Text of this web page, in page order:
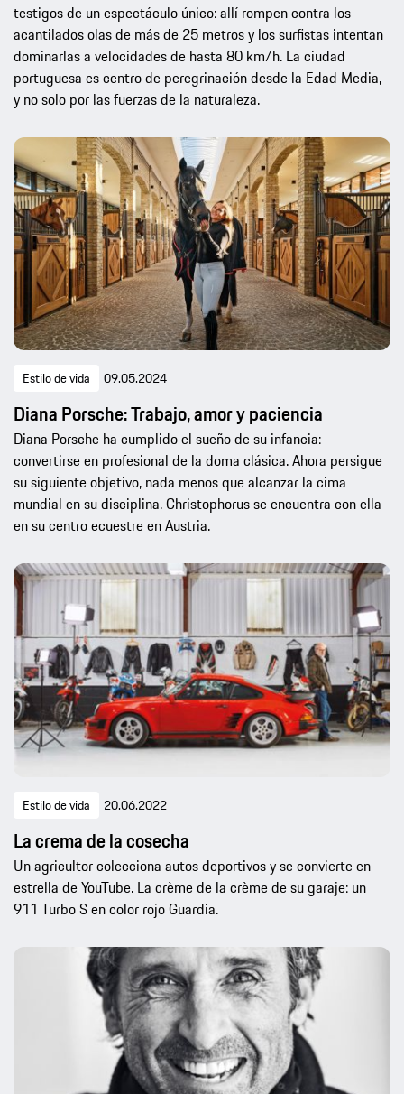
testigos de un espectáculo único: allí rompen contra los
acantilados olas de más de 25 metros y los surfistas intentan
dominarlas a velocidades de hasta 80 km/h. La ciudad
portuguesa es centro de peregrinación desde la Edad Media,
y no solo por las fuerzas de la naturaleza.
Estilo de vida 09.05.2024
Diana Porsche: Trabajo, amor y paciencia
Diana Porsche ha cumplido el sueño de su infancia:
convertirse en profesional de la doma clásica. Ahora persigue
su siguiente objetivo, nada menos que alcanzar la cima
mundial en su disciplina. Christophorus se encuentra con ella
en su centro ecuestre en Austria.
Estilo de vida 20.06.2022
La crema de la cosecha
Un agricultor colecciona autos deportivos y se convierte en
estrella de YouTube. La crème de la crème de su garaje: un
911 Turbo S en color rojo Guardia.